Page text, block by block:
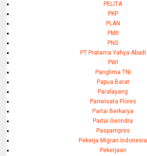
PELITA
PKP
PLAN
PMII
PNS
PT Pratama Yahya Abadi
PWI
Panglima TNI
Papua Barat
Paralayang
Pariwisata Flores
Partai Berkarya
Partai Gerindra
Paspampres
Pekerja Migran Indonesia
Pekerjaan